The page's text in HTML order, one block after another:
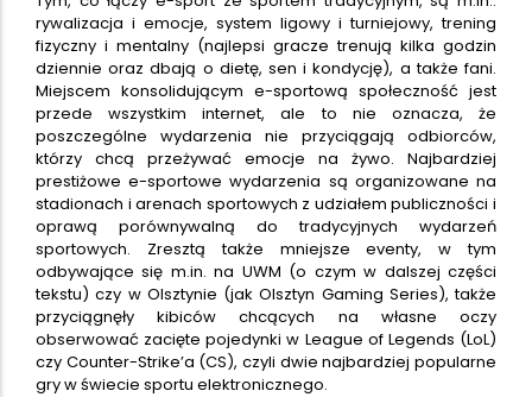
rywalizacja i emocje, system ligowy i turniejowy, trening
fizyczny i mentalny (najlepsi gracze trenują kilka godzin
dziennie oraz dbają o dietę, sen i kondycję), a także fani.
Miejscem konsolidującym e-sportową społeczność jest
przede wszystkim internet, ale to nie oznacza, że
poszczególne wydarzenia nie przyciągają odbiorców,
którzy chcą przeżywać emocje na żywo. Najbardziej
prestiżowe e-sportowe wydarzenia są organizowane na
stadionach i arenach sportowych z udziałem publiczności i
oprawą porównywalną do tradycyjnych wydarzeń
sportowych. Zresztą także mniejsze eventy, w tym
odbywające się m.in. na UWM (o czym w dalszej części
tekstu) czy w Olsztynie (jak Olsztyn Gaming Series), także
przyciągnęły kibiców chcących na własne oczy
obserwować zacięte pojedynki w League of Legends (LoL)
czy Counter-Strike’a (CS), czyli dwie najbardziej popularne
gry w świecie sportu elektronicznego.